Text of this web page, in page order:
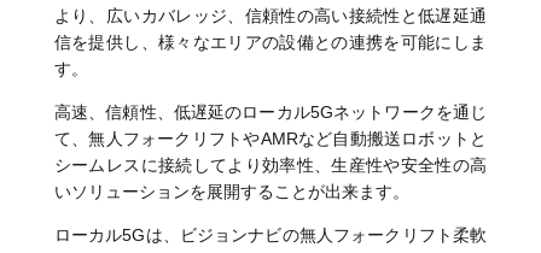
より、広いカバレッジ、信頼性の高い接続性と低遅延通
信を提供し、様々なエリアの設備との連携を可能にしま
す。
高速、信頼性、低遅延のローカル5Gネットワークを通じ
て、無人フォークリフトやAMRなど自動搬送ロボットと
シームレスに接続してより効率性、生産性や安全性の高
いソリューションを展開することが出来ます。
ローカル5Gは、ビジョンナビの無人フォークリフト柔軟